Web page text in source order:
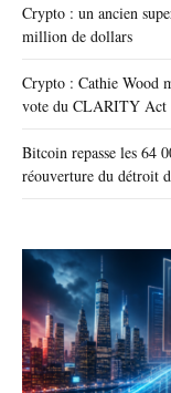
Crypto : un ancien
million de dollars
Crypto : Cathie Wood
vote du CLARITY Act
Bitcoin repasse les 64
réouverture du détroit